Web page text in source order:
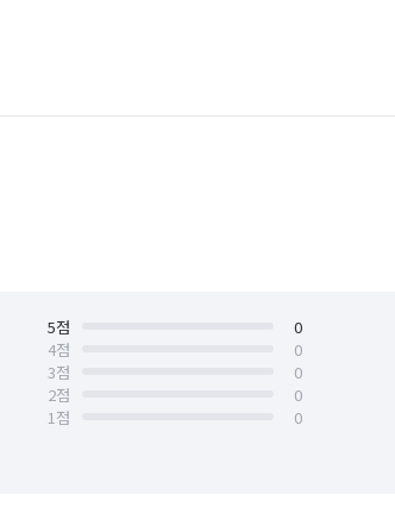
5점
0
4점
0
3점
0
2점
0
1점
0